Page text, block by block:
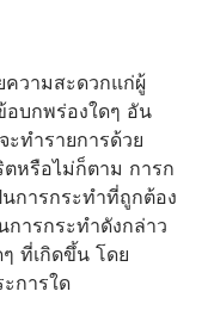
ความสะดวกแก่ผู้
บกพร่องใดๆ อัน
ทำรายการด้วย
หรือไม่ก็ตาม การก
การกระทำที่ถูกต้อง
ารกระทำดังกล่าว
ที่เกิดขึ้น โดย
การใด